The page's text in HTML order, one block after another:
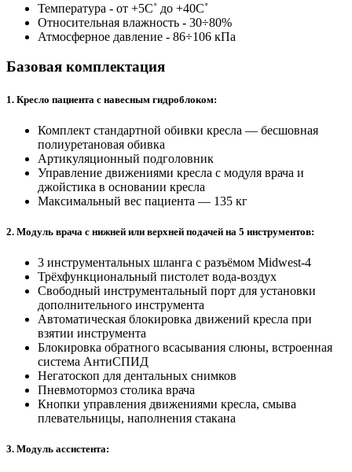
Температура - от +5С˚ до +40С˚
Относительная влажность - 30÷80%
Атмосферное давление - 86÷106 кПа
Базовая комплектация
1. Кресло пациента с навесным гидроблоком:
Комплект стандартной обивки кресла — бесшовная
полиуретановая обивка
Артикуляционный подголовник
Управление движениями кресла с модуля врача и
джойстика в основании кресла
Максимальный вес пациента — 135 кг
2. Модуль врача с нижней или верхней подачей на 5 инструментов:
3 инструментальных шланга с разъёмом Midwest-4
Трёхфункциональный пистолет вода-воздух
Свободный инструментальный порт для установки
дополнительного инструмента
Автоматическая блокировка движений кресла при
взятии инструмента
Блокировка обратного всасывания слюны, встроенная
система АнтиСПИД
Негатоскоп для дентальных снимков
Пневмотормоз столика врача
Кнопки управления движениями кресла, смыва
плевательницы, наполнения стакана
3. Модуль ассистента: